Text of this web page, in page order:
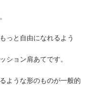
っと自由になれるよう
ション肩あてです。
ような形のものが一般的